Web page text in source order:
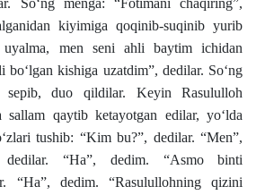
kiyimiga qoqinib-suqinib yurib
men seni ahli baytim ichidan
bo‘lgan kishiga uzatdim”, dedilar. So‘ng
sepib, duo qildilar. Keyin Rasululloh
qaytib ketayotgan edilar, yo‘lda
tushib: “Kim bu?”, dedilar. “Men”,
dedilar. “Ha”, dedim. “Asmo binti
“Ha”, dedim. “Rasulullohning qizini